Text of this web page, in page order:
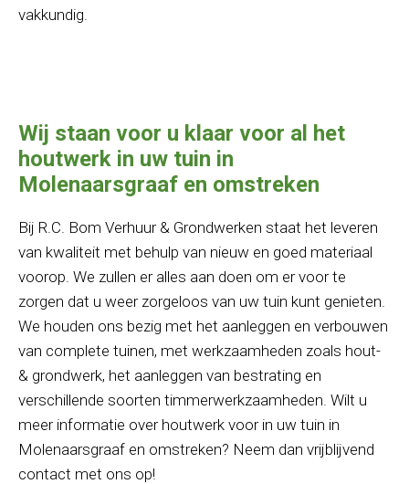
vakkundig.
Wij staan voor u klaar voor al het
houtwerk in uw tuin in
Molenaarsgraaf en omstreken
Bij R.C. Bom Verhuur & Grondwerken staat het leveren
van kwaliteit met behulp van nieuw en goed materiaal
voorop. We zullen er alles aan doen om er voor te
zorgen dat u weer zorgeloos van uw tuin kunt genieten.
We houden ons bezig met het aanleggen en verbouwen
van complete tuinen, met werkzaamheden zoals hout-
& grondwerk, het aanleggen van bestrating en
verschillende soorten timmerwerkzaamheden. Wilt u
meer informatie over houtwerk voor in uw tuin in
Molenaarsgraaf en omstreken? Neem dan vrijblijvend
contact met ons op!